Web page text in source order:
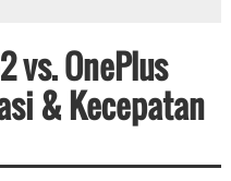
vs. OnePlus
& Kecepatan